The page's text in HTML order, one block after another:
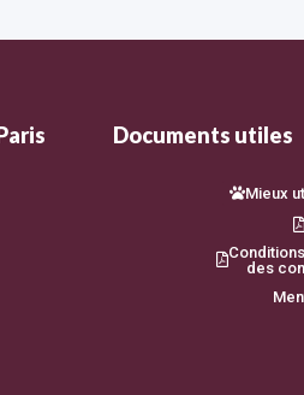
Documents utiles
Mieux
des